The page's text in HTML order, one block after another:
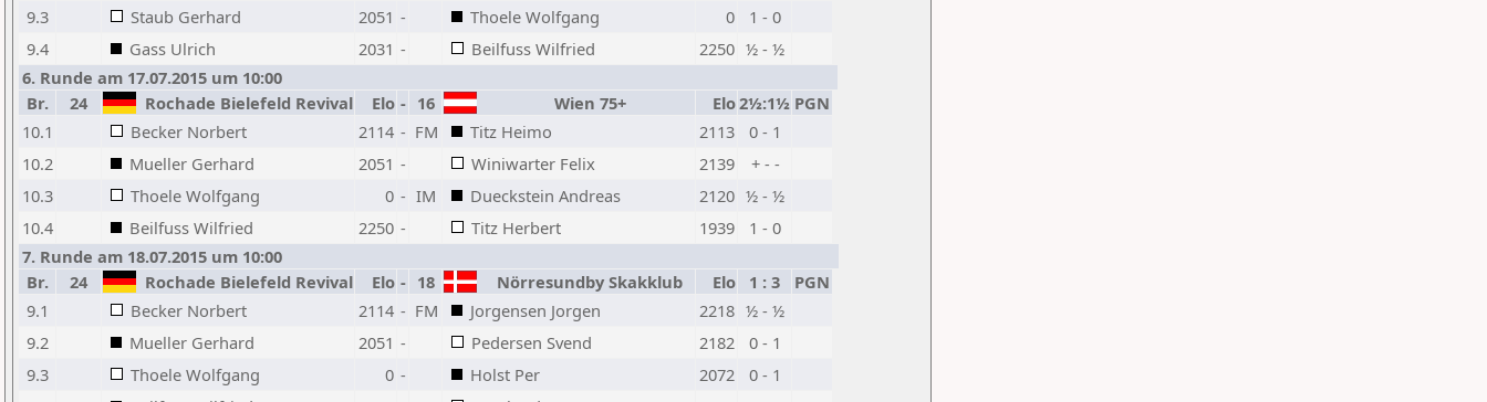
9.3
Staub Gerhard 2051 - Thoele Wolfgang 0
1 - 0
9.4
Gass Ulrich 2031 - Beilfuss Wilfried 2250 ½ - ½
6. Runde am 17.07.2015 um 10:00
Br.
24 Rochade Bielefeld Revival Elo - 16 Wien 75+ Elo2½:1½ PGN
10.1
Becker Norbert 2114 - FM Titz Heimo 2113
0 - 1
10.2
Mueller Gerhard 2051 - Winiwarter Felix 2139
+ - -
10.3
Thoele Wolfgang 0 - IM Dueckstein Andreas 2120 ½ - ½
10.4
Beilfuss Wilfried 2250 - Titz Herbert 1939
1 - 0
7. Runde am 18.07.2015 um 10:00
Br.
24 Rochade Bielefeld Revival Elo - 18 Nörresundby Skakklub Elo 1 : 3
PGN
9.1
Becker Norbert 2114 - FM Jorgensen Jorgen 2218 ½ - ½
9.2
Mueller Gerhard 2051 - Pedersen Svend 2182
0 - 1
9.3
Thoele Wolfgang 0 - Holst Per 2072
0 - 1